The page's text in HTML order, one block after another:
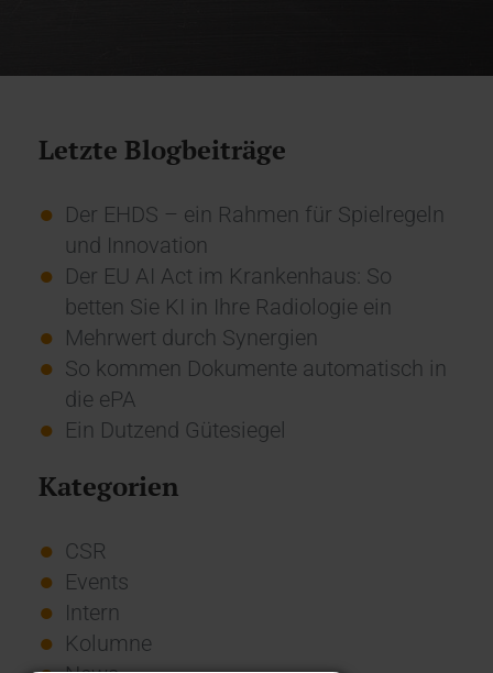
Letzte Blogbeiträge
Der EHDS – ein Rahmen für Spielregeln
und Innovation
Der EU AI Act im Krankenhaus: So
betten Sie KI in Ihre Radiologie ein
Mehrwert durch Synergien
So kommen Dokumente automatisch in
die ePA
Ein Dutzend Gütesiegel
Kategorien
CSR
Events
Intern
Kolumne